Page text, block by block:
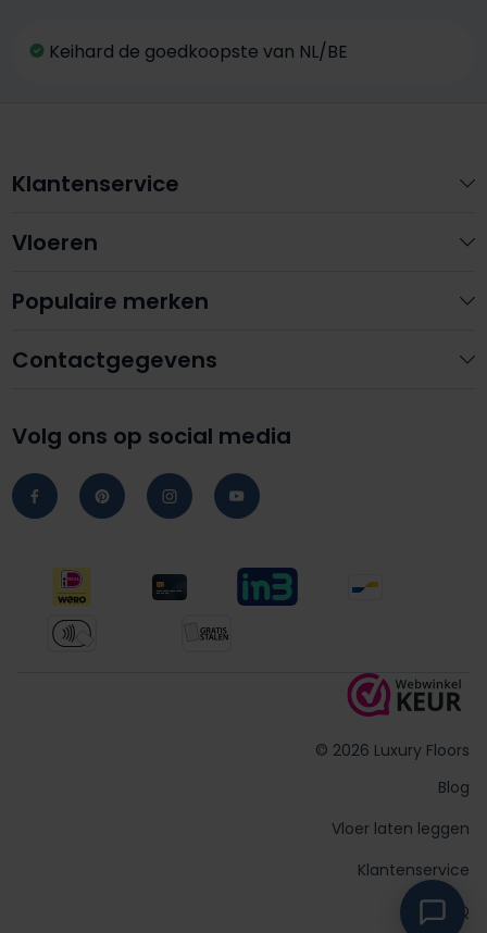
Keihard de goedkoopste van NL/BE
Contactgegevens
Volg ons op social media
Klantenservice
Vloeren
Populaire merken
© 2026 Luxury Floors
Blog
Vloer laten leggen
Klantenservice
FAQ